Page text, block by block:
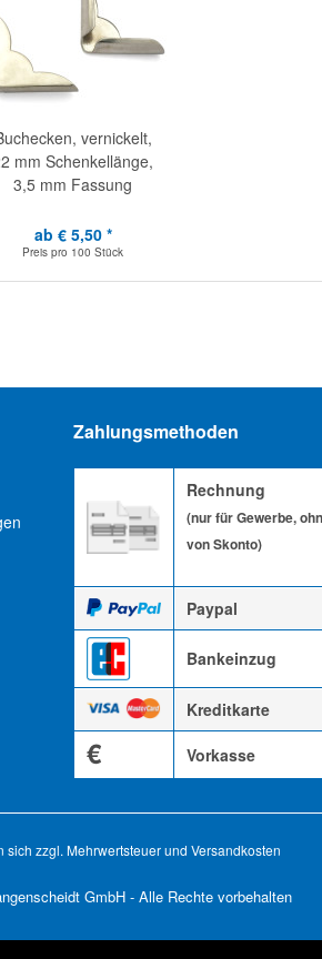
vernickelt,
mm Schenkellänge,
3,5 mm Fassung
ab € 5,50 *
Preis pro 100 Stück
Zahlungsmethoden
Rechnung
(nur für Gewerbe,
von Skonto)
Paypal
Bankeinzug
Kreditkarte
€ Vorkasse
sich zzgl. Mehrwertsteuer und Versandkosten
GmbH - Alle Rechte vorbehalten